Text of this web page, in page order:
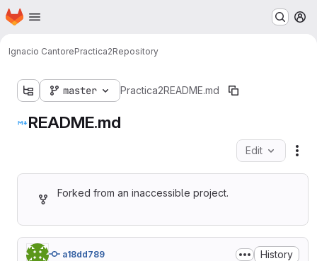
Skip to main content
Homepage
Ignacio CantorePractica2Repository
master Practica2README.md
README.md
Edit
Forked from an inaccessible project.
a18dd789 History